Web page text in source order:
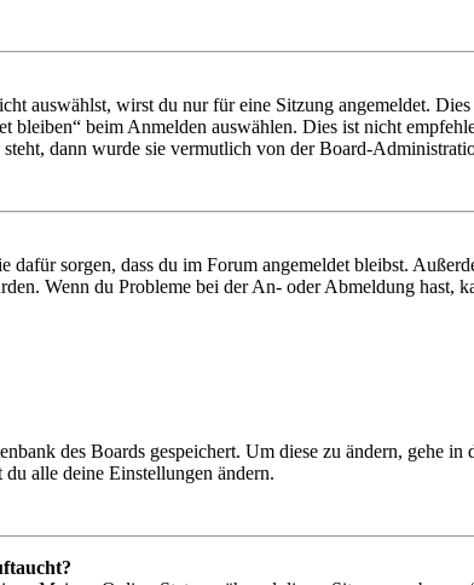
auswählst, wirst du nur für eine Sitzung angemeldet.
bleiben“ beim Anmelden auswählen. Dies ist nicht
dann wurde sie vermutlich von der Board-
sorgen, dass du im Forum angemeldet bleibst.
Wenn du Probleme bei der An- oder Abmeldung hast,
des Boards gespeichert. Um diese zu ändern, gehe
alle deine Einstellungen ändern.